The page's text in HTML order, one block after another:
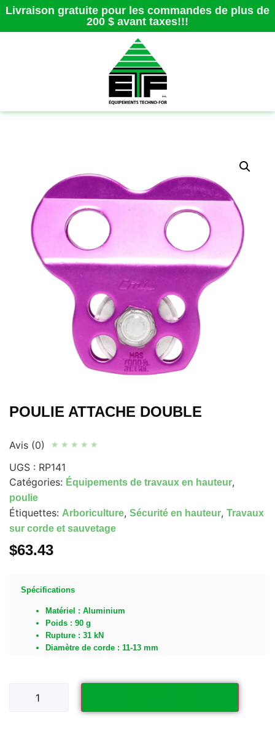
Livraison gratuite pour les commandes de plus de
200 $ avant taxes!!!
POULIE ATTACHE DOUBLE
Avis (0) ★ ★ ★ ★ ★
UGS : RP141
Catégories: Équipements de travaux en hauteur,
poulie
Étiquettes: Arboriculture, Sécurité en hauteur, Travaux
sur corde et sauvetage
$63.43
Spécifications
Matériel : Aluminium
Poids : 90 g
Rupture : 31 kN
Diamètre de corde : 11-13 mm